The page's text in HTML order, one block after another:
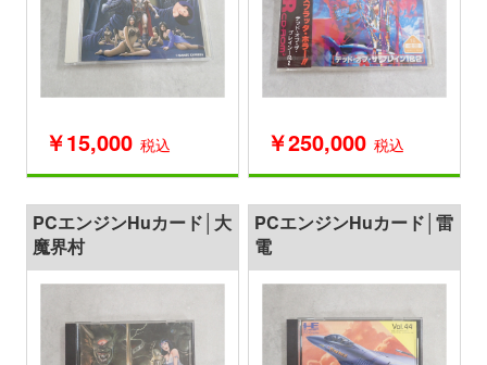
￥15,000 税込 ￥250,000 税込
PCエンジンHuカード│大
魔界村
PCエンジンHuカード│雷
電